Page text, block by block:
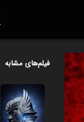
فیلم‌های مشابه